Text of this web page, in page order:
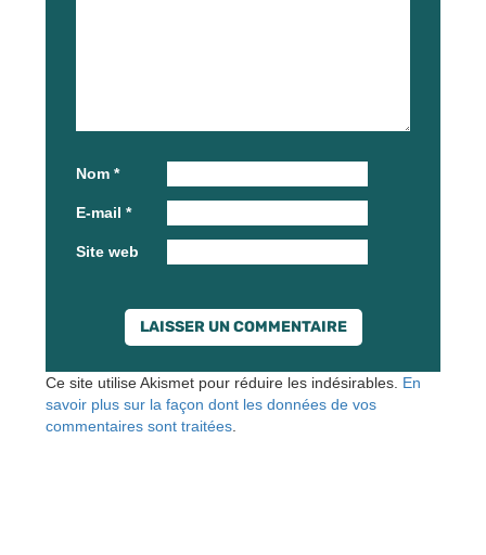
Nom *
E-mail *
Site web
Ce site utilise Akismet pour réduire les indésirables. En
savoir plus sur la façon dont les données de vos
commentaires sont traitées.